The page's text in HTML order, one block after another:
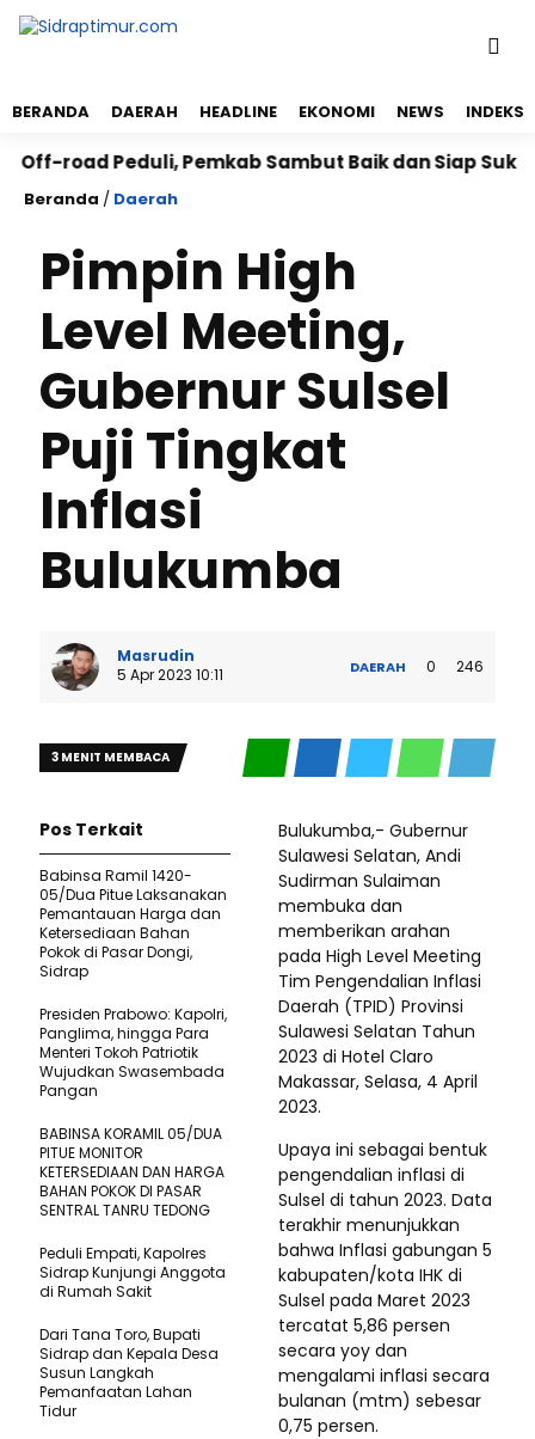
BERANDA DAERAH HEADLINE EKONOMI NEWS INDEKS
Peduli, Pemkab Sambut Baik dan Siap Sukseskan
Beranda / Daerah
Pimpin High
Level Meeting,
Gubernur Sulsel
Puji Tingkat
Inflasi
Bulukumba
Masrudin
5 Apr 2023 10:11
DAERAH 0 246
3 MENIT MEMBACA
Bulukumba,- Gubernur
Sulawesi Selatan, Andi
Sudirman Sulaiman
membuka dan
memberikan arahan
pada High Level Meeting
Tim Pengendalian Inflasi
Daerah (TPID) Provinsi
Sulawesi Selatan Tahun
2023 di Hotel Claro
Makassar, Selasa, 4 April
2023.
Upaya ini sebagai bentuk
pengendalian inflasi di
Sulsel di tahun 2023. Data
terakhir menunjukkan
bahwa Inflasi gabungan 5
kabupaten/kota IHK di
Sulsel pada Maret 2023
tercatat 5,86 persen
secara yoy dan
mengalami inflasi secara
bulanan (mtm) sebesar
0,75 persen.
Pos Terkait
Babinsa Ramil 1420-
05/Dua Pitue Laksanakan
Pemantauan Harga dan
Ketersediaan Bahan
Pokok di Pasar Dongi,
Sidrap
Presiden Prabowo: Kapolri,
Panglima, hingga Para
Menteri Tokoh Patriotik
Wujudkan Swasembada
Pangan
BABINSA KORAMIL 05/DUA
PITUE MONITOR
KETERSEDIAAN DAN HARGA
BAHAN POKOK DI PASAR
SENTRAL TANRU TEDONG
Peduli Empati, Kapolres
Sidrap Kunjungi Anggota
di Rumah Sakit
Dari Tana Toro, Bupati
Sidrap dan Kepala Desa
Susun Langkah
Pemanfaatan Lahan
Tidur